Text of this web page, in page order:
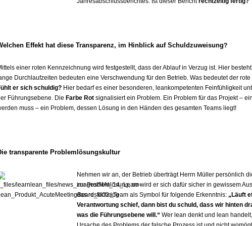
Effekt hat diese Transparenz, im Hinblick auf Schuldzuweisung?
einer roten Kennzeichnung wird festgestellt, dass der Ablauf in Verzug ist. Hier
Durchlaufzeiten bedeuten eine Verschwendung für den Betrieb. Was bedeutet der
er sich schuldig? Hier bedarf es einer besonderen, leankompetenten Feinfühligkeit
Führungsebene. Die Farbe Rot signalisiert ein Problem. Ein Problem für das Projekt –
muss – ein Problem, dessen Lösung in den Händen des gesamten Teams liegt!
transparente Problemlösungskultur
Nehmen wir an, der Betrieb überträgt Herrn Müller persönlich
zur Problemlösung, so wird er sich dafür sicher in gewissem
das restliche Team als Symbol für folgende Erkenntnis: „Läuft
Verantwortung schief, dann bist du schuld, dass wir hinten
was die Führungsebene will.“ Wer lean denkt und lean